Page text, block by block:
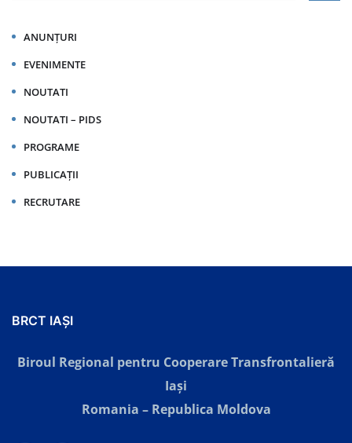
ANUNȚURI
EVENIMENTE
NOUTATI
NOUTATI – PIDS
PROGRAME
PUBLICAȚII
RECRUTARE
BRCT IAȘI
Biroul Regional pentru Cooperare Transfrontalieră
Iaşi
Romania – Republica Moldova